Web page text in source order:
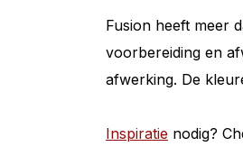
Fusion heeft meer
voorbereiding en
afwerking. De
Inspiratie nodig?